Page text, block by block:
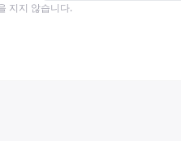
지지 않습니다.